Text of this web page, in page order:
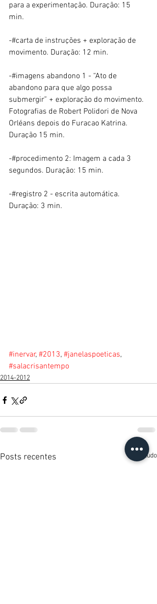
para a experimentação. Duração: 15
min.
-#carta de instruções + exploração de
movimento. Duração: 12 min.
-#imagens abandono 1 - “Ato de
abandono para que algo possa
submergir” + exploração do movimento.
Fotografias de Robert Polidori de Nova
Orléans depois do Furacao Katrina.
Duração 15 min.
-#procedimento 2: Imagem a cada 3
segundos. Duração: 15 min.
-#registro 2 - escrita automática.
Duração: 3 min.
#inervar, #2013, #janelaspoeticas,
#salacrisantempo
2014-2012
Posts recentes Ver tudo